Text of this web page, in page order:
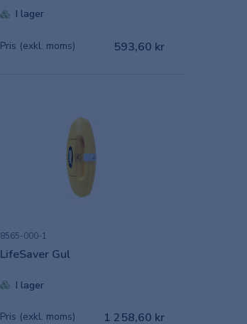
I lager
Pris (exkl. moms) 593,60 kr
8565-000-1
LifeSaver Gul
I lager
Pris (exkl. moms) 1 258,60 kr